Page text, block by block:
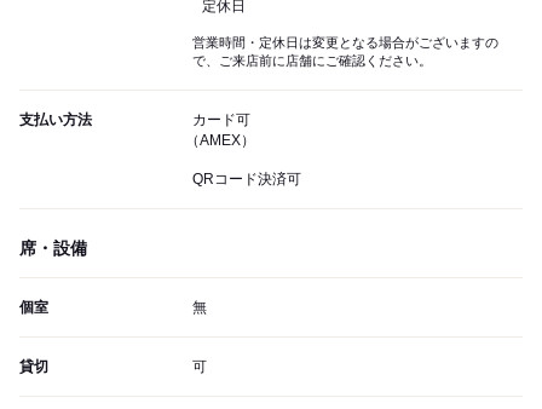
定休日
営業時間・定休日は変更となる場合がございますの
で、ご来店前に店舗にご確認ください。
支払い方法
カード可
（AMEX）
QRコード決済可
席・設備
個室 無
貸切 可